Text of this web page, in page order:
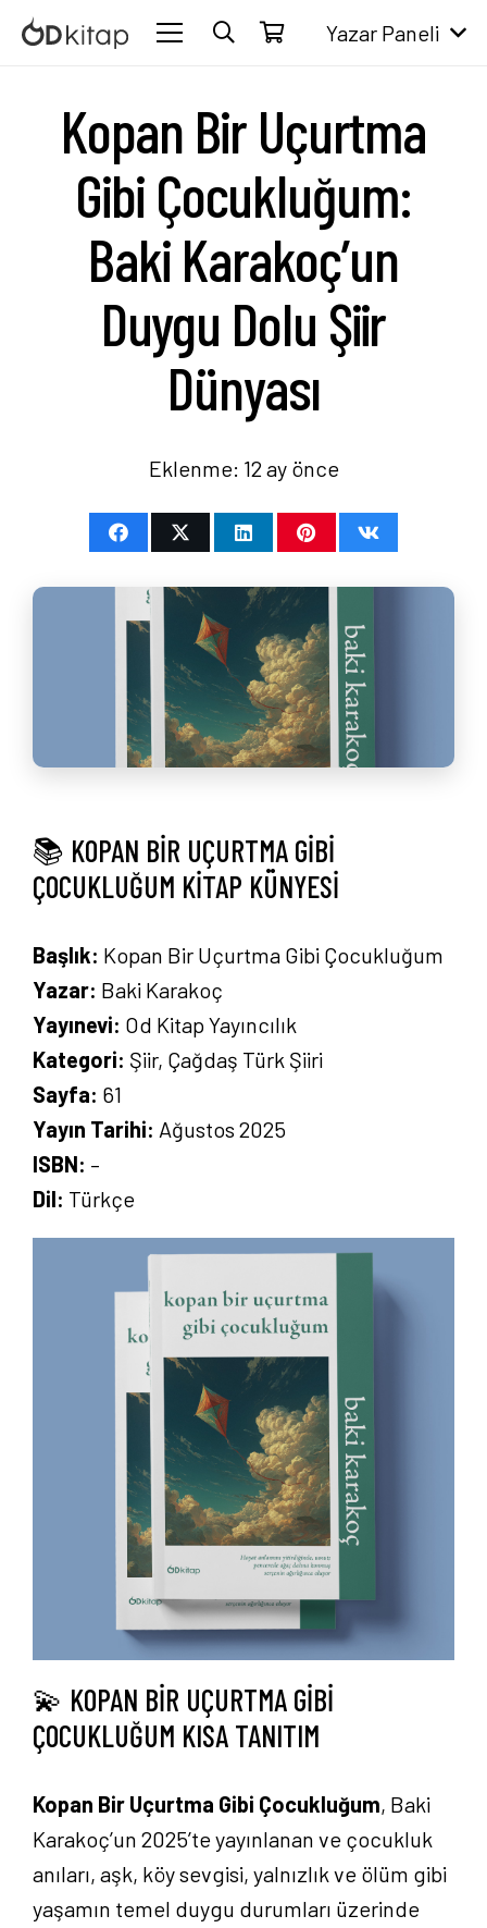
Yazar Paneli
Kopan Bir Uçurtma
Gibi Çocukluğum:
Baki Karakoç’un
Duygu Dolu Şiir
Dünyası
Eklenme: 12 ay önce
📚 KOPAN BİR UÇURTMA GİBİ
ÇOCUKLUĞUM KİTAP KÜNYESİ
Başlık: Kopan Bir Uçurtma Gibi Çocukluğum
Yazar: Baki Karakoç
Yayınevi: Od Kitap Yayıncılık
Kategori: Şiir, Çağdaş Türk Şiiri
Sayfa: 61
Yayın Tarihi: Ağustos 2025
ISBN: –
Dil: Türkçe
💫 KOPAN BİR UÇURTMA GİBİ
ÇOCUKLUĞUM KISA TANITIM
Kopan Bir Uçurtma Gibi Çocukluğum, Baki
Karakoç’un 2025’te yayınlanan ve çocukluk
anıları, aşk, köy sevgisi, yalnızlık ve ölüm gibi
yaşamın temel duygu durumları üzerinde